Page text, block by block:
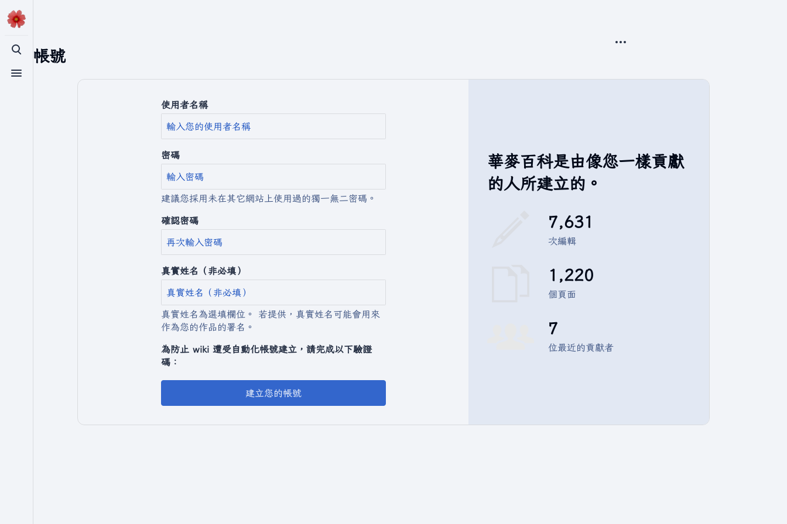
切換搜尋
切換選單
建立帳號
使用者名稱
密碼
建議您採用未在其它網站上使用過的獨一無二密碼。
確認密碼
真實姓名（非必填）
真實姓名為選填欄位。 若提供，真實姓名可能會用來
作為您的作品的署名。
為防止 wiki 遭受自動化帳號建立，請完成以下驗證
碼：
建立您的帳號
華麥百科是由像您一樣貢獻
的人所建立的。
7,631
次編輯
1,220
個頁面
7
位最近的貢獻者